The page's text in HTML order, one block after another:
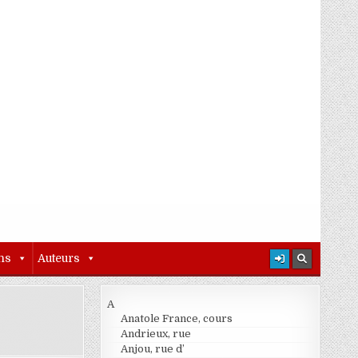
Auteurs
A
Anatole France, cours
Andrieux, rue
Anjou, rue d’